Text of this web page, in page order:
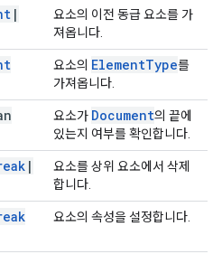
|
요소의 이전 동급 요소를 가
져옵니다.
요소의 ElementType를
가져옵니다.
요소가 Document의 끝에
있는지 여부를 확인합니다.
|
요소를 상위 요소에서 삭제
합니다.
요소의 속성을 설정합니다.